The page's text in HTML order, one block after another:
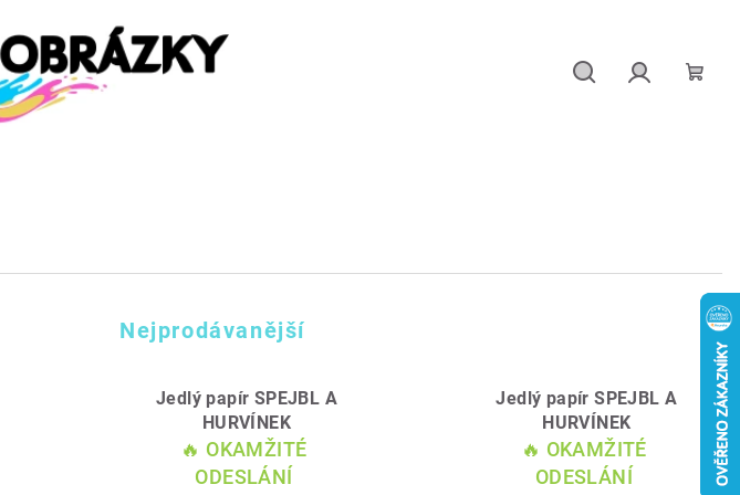
Nejprodávanější
Jedlý papír SPEJBL A
HURVÍNEK
🔥 OKAMŽITÉ
ODESLÁNÍ
Jedlý papír SPEJBL A
HURVÍNEK
🔥 OKAMŽITÉ
ODESLÁNÍ